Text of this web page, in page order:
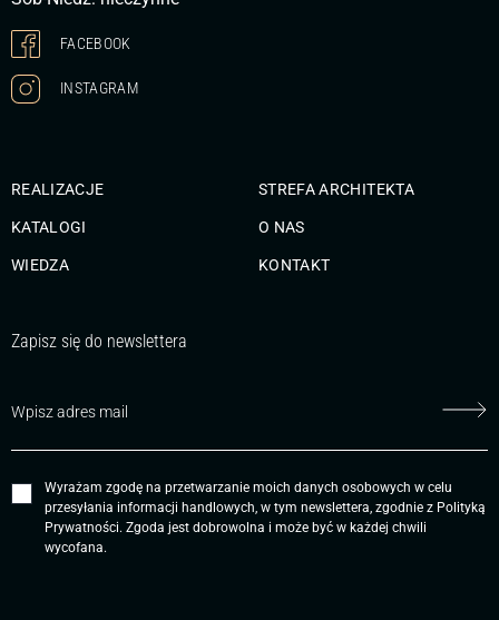
FACEBOOK
INSTAGRAM
REALIZACJE
KATALOGI
WIEDZA
STREFA ARCHITEKTA
O NAS
KONTAKT
Zapisz się do newslettera
Wyrażam zgodę na przetwarzanie moich danych osobowych w celu
przesyłania informacji handlowych, w tym newslettera, zgodnie z Polityką
Prywatności. Zgoda jest dobrowolna i może być w każdej chwili
wycofana.